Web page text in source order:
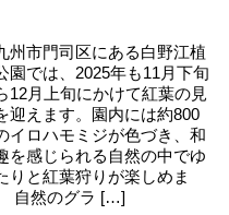
州市門司区にある白野江植
園では、2025年も11月下旬
12月上旬にかけて紅葉の見
迎えます。園内には約800
イロハモミジが色づき、和
を感じられる自然の中でゆ
りと紅葉狩りが楽しめま
自然のグラ […]